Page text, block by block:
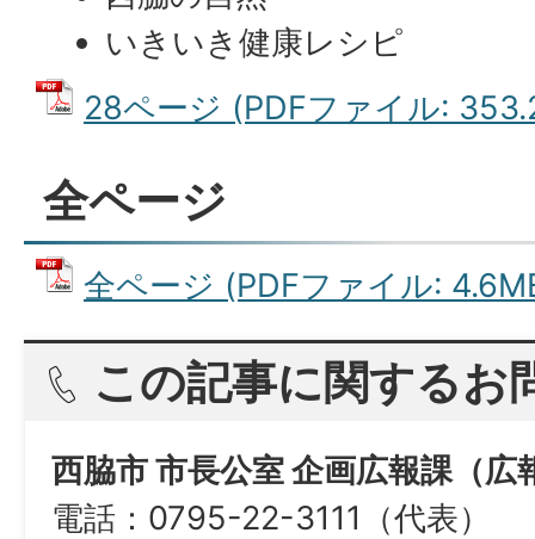
いきいき健康レシピ
28ページ (PDFファイル:
全ページ
全ページ (PDFファイル:
この記事に関するお
西脇市 市長公室 企画広報課（広
電話：0795-22-3111（代表）